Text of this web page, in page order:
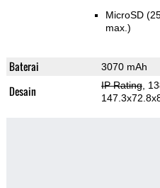
MicroSD
max.)
Baterai 3070 mAh
Desain IP Rating,